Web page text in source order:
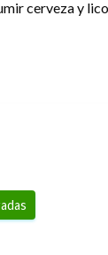
cerveza y